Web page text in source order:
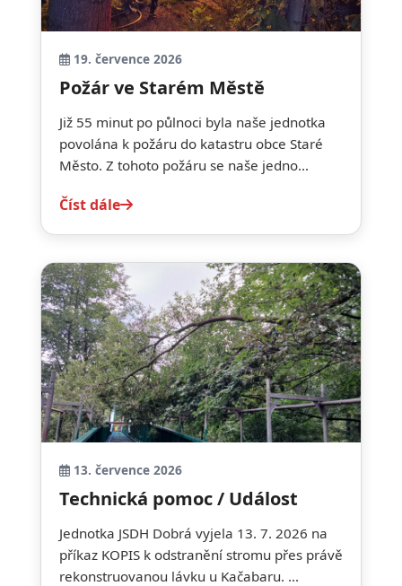
19. července 2026
Požár ve Starém Městě
Již 55 minut po půlnoci byla naše jednotka
povolána k požáru do katastru obce Staré
Město. Z tohoto požáru se naše jedno...
Číst dále
13. července 2026
Technická pomoc / Událost
Jednotka JSDH Dobrá vyjela 13. 7. 2026 na
příkaz KOPIS k odstranění stromu přes právě
rekonstruovanou lávku u Kačabaru. ...